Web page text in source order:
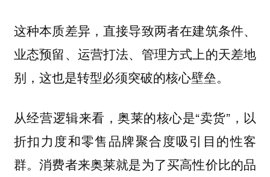
这种本质差异，直接导致两者在建筑条件、
业态预留、运营打法、管理方式上的天差地
别，这也是转型必须突破的核心壁垒。
从经营逻辑来看，奥莱的核心是“卖货”，以
折扣力度和零售品牌聚合度吸引目的性客
群。消费者来奥莱就是为了买高性价比的品